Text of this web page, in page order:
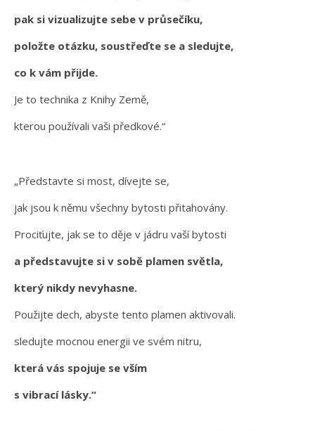
pak si vizualizujte sebe v průsečíku,
položte otázku, soustřeďte se a sledujte,
co k vám přijde.
Je to technika z Knihy Země,
kterou používali vaši předkové.“
„Představte si most, dívejte se,
jak jsou k němu všechny bytosti přitahovány.
Prociťujte, jak se to děje v jádru vaší bytosti
a představujte si v sobě plamen světla,
který nikdy nevyhasne.
Použijte dech, abyste tento plamen aktivovali.
sledujte mocnou energii ve svém nitru,
která vás spojuje se vším
s vibrací lásky.“